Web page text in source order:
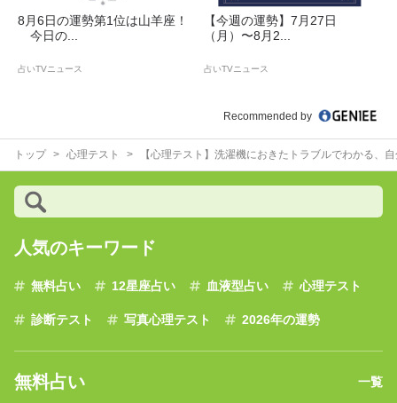
8月6日の運勢第1位は山羊座！
今日の...
占いTVニュース
【今週の運勢】7月27日
（月）〜8月2...
占いTVニュース
Recommended by
トップ 心理テスト 【心理テスト】洗濯機におきたトラブルでわかる、
人気のキーワード
無料占い 12星座占い 血液型占い 心理テスト
診断テスト 写真心理テスト 2026年の運勢
無料占い 一覧